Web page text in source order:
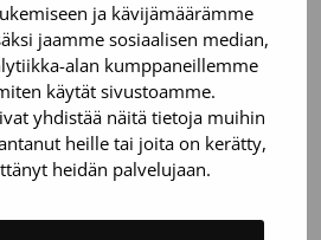
ja kävijämäärämme
jaamme sosiaalisen median,
alan kumppaneillemme
käytät sivustoamme.
yhdistää näitä tietoja muihin
heille tai joita on kerätty,
heidän palvelujaan.
verta
Verenluovutus työajalla
tapa auttaa
yrityksen